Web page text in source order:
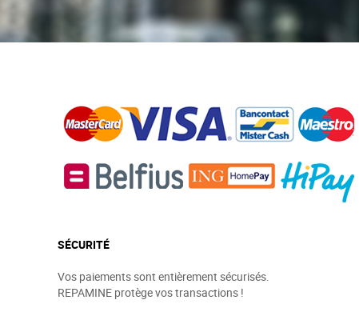
SÉCURITÉ
Vos paiements sont entièrement sécurisés.
REPAMINE protège vos transactions !